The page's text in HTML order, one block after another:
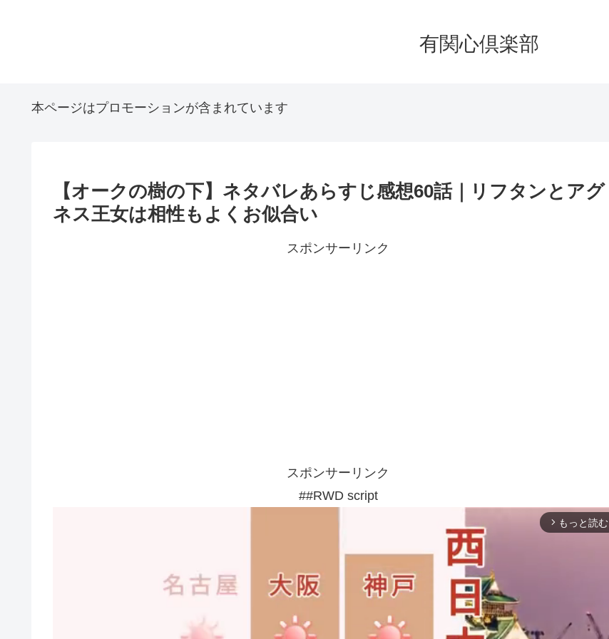
有関心倶楽部
本ページはプロモーションが含まれています
【オークの樹の下】ネタバレあらすじ感想60話｜リフタンとアグ
ネス王女は相性もよくお似合い
スポンサーリンク
スポンサーリンク
##RWD script
arrow_forward_ios もっと読む